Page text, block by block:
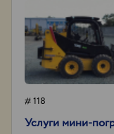
# 118
Услуги мини-